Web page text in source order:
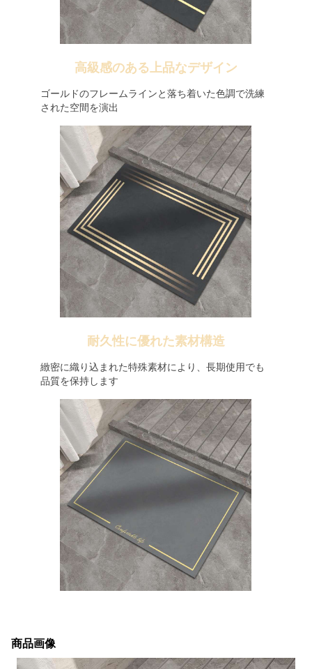
高級感のある上品なデザイン
ゴールドのフレームラインと落ち着いた色調で洗練
された空間を演出
耐久性に優れた素材構造
緻密に織り込まれた特殊素材により、長期使用でも
品質を保持します
商品画像